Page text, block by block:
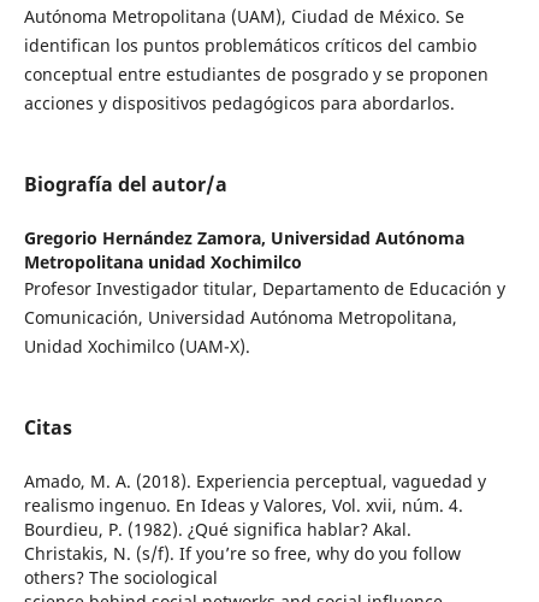
Autónoma Metropolitana (UAM), Ciudad de México. Se
identifican los puntos problemáticos críticos del cambio
conceptual entre estudiantes de posgrado y se proponen
acciones y dispositivos pedagógicos para abordarlos.
Biografía del autor/a
Gregorio Hernández Zamora, Universidad Autónoma
Metropolitana unidad Xochimilco
Profesor Investigador titular, Departamento de Educación y
Comunicación, Universidad Autónoma Metropolitana,
Unidad Xochimilco (UAM-X).
Citas
Amado, M. A. (2018). Experiencia perceptual, vaguedad y
realismo ingenuo. En Ideas y Valores, Vol. xvii, núm. 4.
Bourdieu, P. (1982). ¿Qué significa hablar? Akal.
Christakis, N. (s/f). If you’re so free, why do you follow
others? The sociological